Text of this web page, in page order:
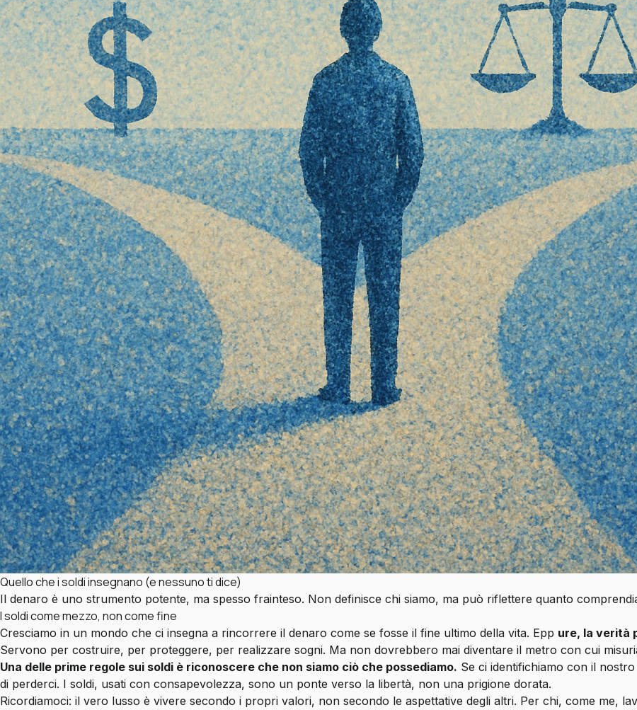
Quello che i soldi insegnano (e nessuno ti dice)
Il denaro è uno strumento potente, ma spesso frainteso. Non definisce chi siamo, ma può riflettere quanto
I soldi come mezzo, non come fine
Cresciamo in un mondo che ci insegna a rincorrere il denaro come se fosse il fine ultimo della vita. Epp ure, la verità
Servono per costruire, per proteggere, per realizzare sogni. Ma non dovrebbero mai diventare il metro con cui
Una delle prime regole sui soldi è riconoscere che non siamo ciò che possediamo. Se ci identifichiamo con il
di perderci. I soldi, usati con consapevolezza, sono un ponte verso la libertà, non una prigione dorata.
Ricordiamoci: il vero lusso è vivere secondo i propri valori, non secondo le aspettative degli altri. Per chi, come me,